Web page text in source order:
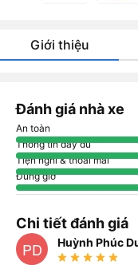
Giới thiệu
Đánh giá nhà xe
An toàn
Thông tin đầy đủ
Tiện nghi & thoải mái
Đúng giờ
Chi tiết đánh giá
PD Huỳnh Phúc
star_rate star_rate star_rate star_rate star_rate